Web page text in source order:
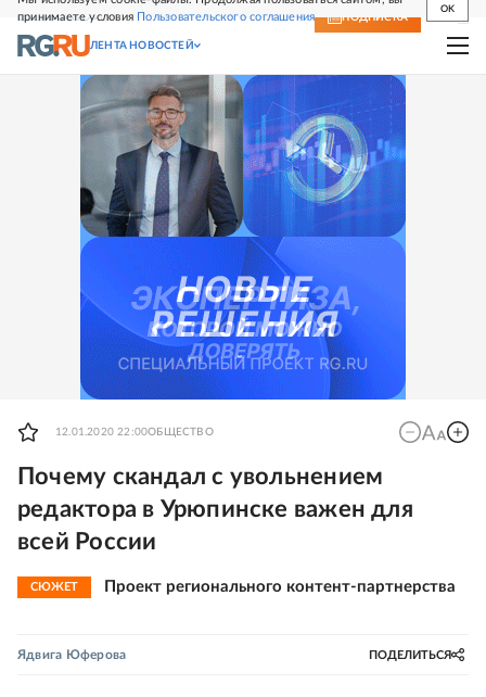
принимаете условия Пользовательского соглашения
OK
СВЕЖИЙ НОМЕР ПОДПИСКА
ЛЕНТА НОВОСТЕЙ
12.01.2020 22:00ОБЩЕСТВО
Почему скандал с увольнением
редактора в Урюпинске важен для
всей России
СЮЖЕТ Проект регионального контент-партнерства
Ядвига Юферова ПОДЕЛИТЬСЯ